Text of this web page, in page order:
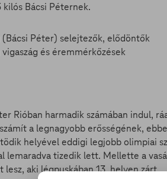
Bácsi Péternek.
Péter) selejtezők, elődöntők
és éremmérkőzések
Rióban harmadik számában indul,
a legnagyobb erősségének,
helyével eddigi legjobb olimpiai
lemaradva tizedik lett. Mellette a
aki légpuskában 13. helyen zárt.